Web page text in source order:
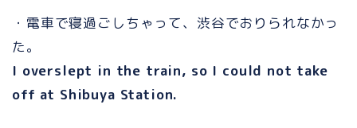
・電車で寝過ごしちゃって、渋谷でおりられなかっ
た。
I overslept in the train, so I could not take
off at Shibuya Station.